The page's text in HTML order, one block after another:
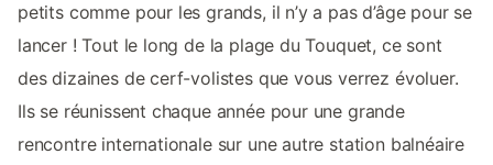
petits comme pour les grands, il n’y a pas d’âge pour se
lancer ! Tout le long de la plage du Touquet, ce sont
des dizaines de cerf-volistes que vous verrez évoluer.
Ils se réunissent chaque année pour une grande
rencontre internationale sur une autre station balnéaire